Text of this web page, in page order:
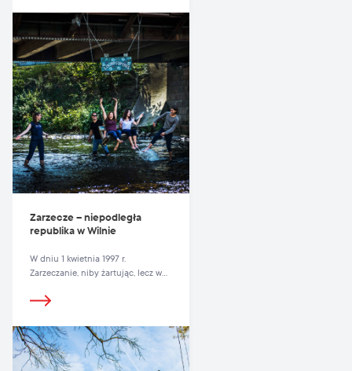
Zarzecze – niepodległa
republika w Wilnie
W dniu 1 kwietnia 1997 r.
Zarzeczanie, niby żartując, lecz w
podchodząc do sprawy, ogłosili